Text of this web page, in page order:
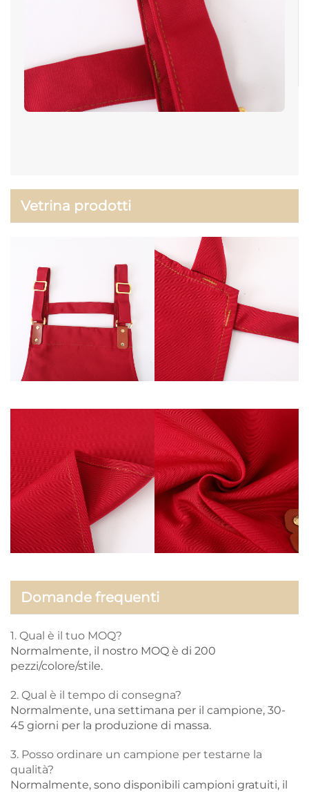
Vetrina prodotti
Domande frequenti
1. Qual è il tuo MOQ?
Normalmente, il nostro MOQ è di 200
pezzi/colore/stile.
2. Qual è il tempo di consegna?
Normalmente, una settimana per il campione, 30-
45 giorni per la produzione di massa.
3. Posso ordinare un campione per testarne la
qualità?
Normalmente, sono disponibili campioni gratuiti, il